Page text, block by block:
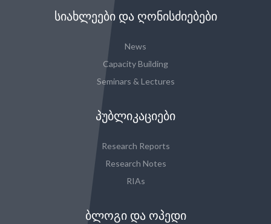
ᲡᲘᲐᲮᲚᲔᲔᲑᲘ ᲓᲐ ᲦᲝᲜᲘᲡᲫᲘᲔᲑᲔᲑᲘ
News
Capacity Building
Seminars & Lectures
ᲞᲣᲑᲚᲘᲙᲐᲪᲘᲔᲑᲘ
Research Reports
Research Notes
RIAs
ᲑᲚᲝᲒᲘ ᲓᲐ ᲝᲞᲔᲓᲘ